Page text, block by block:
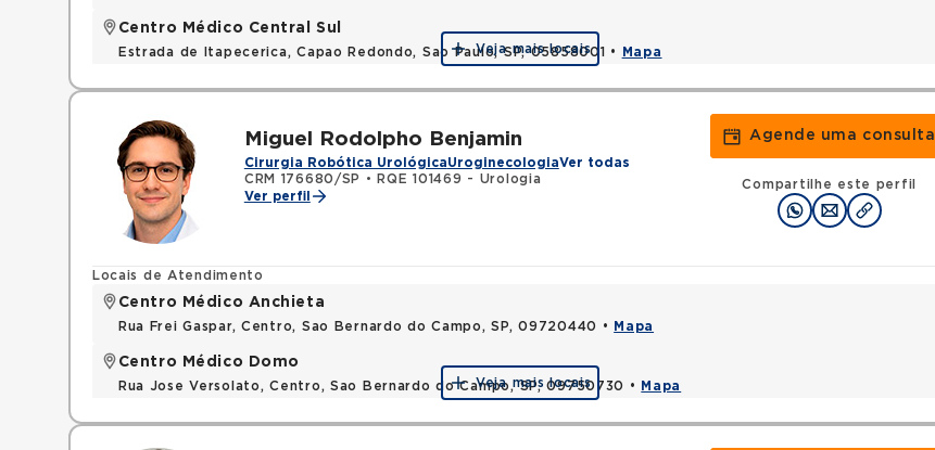
Centro Médico Central Sul
Estrada de Itapecerica, Capao Redondo, Sao Paulo, SP, 05858001 • Mapa
Veja mais locais
Miguel Rodolpho Benjamin
Cirurgia Robótica UrológicaUroginecologiaVer todas
CRM 176680/SP
•
RQE 101469 - Urologia
Ver perfil
Agende uma consulta
Compartilhe este perfil
Locais de Atendimento
Centro Médico Anchieta
Rua Frei Gaspar, Centro, Sao Bernardo do Campo, SP, 09720440 • Mapa
Centro Médico Domo
Rua Jose Versolato, Centro, Sao Bernardo do Campo, SP, 09750730 • Mapa
Veja mais locais